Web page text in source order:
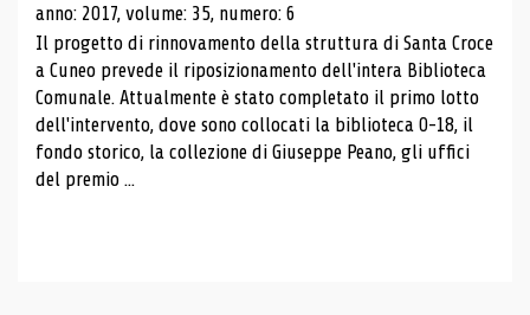
anno: 2017, volume: 35, numero: 6
Il progetto di rinnovamento della struttura di Santa Croce
a Cuneo prevede il riposizionamento dell'intera Biblioteca
Comunale. Attualmente è stato completato il primo lotto
dell'intervento, dove sono collocati la biblioteca 0-18, il
fondo storico, la collezione di Giuseppe Peano, gli uffici
del premio ...